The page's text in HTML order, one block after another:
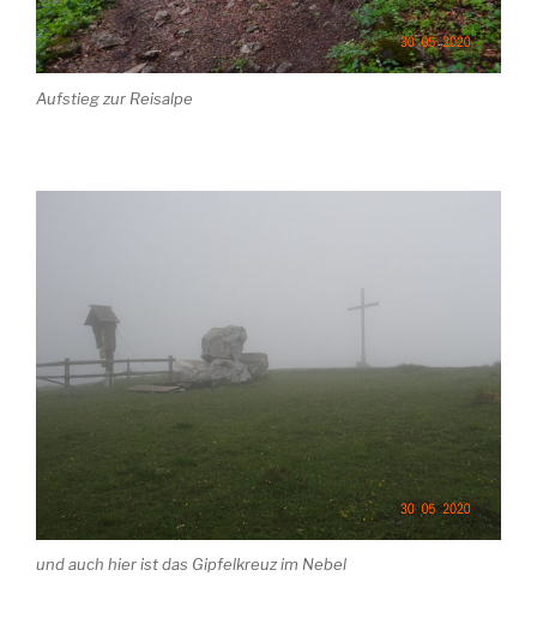
Aufstieg zur Reisalpe
und auch hier ist das Gipfelkreuz im Nebel